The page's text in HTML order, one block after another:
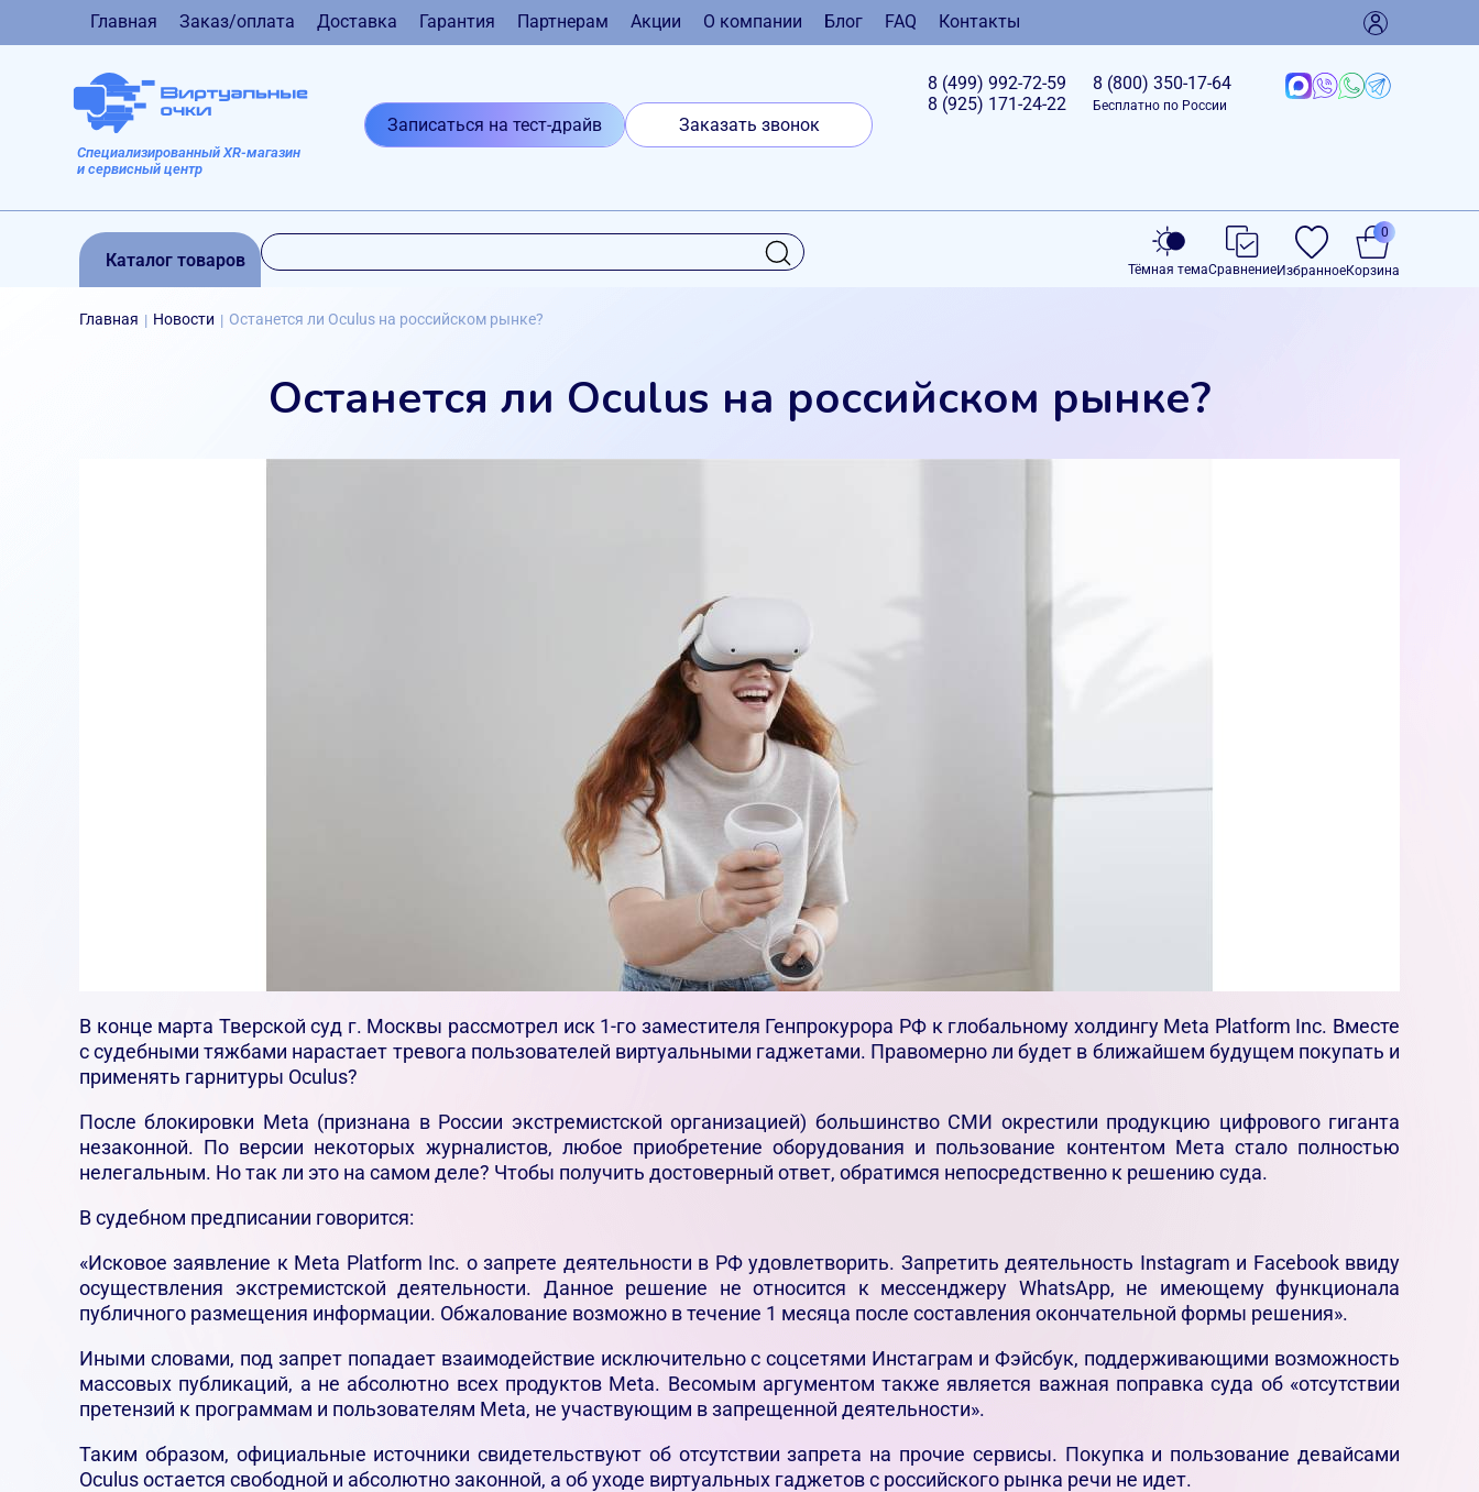
Главная Заказ/оплата Доставка Гарантия Партнерам Акции О компании Блог FAQ Контакты
Специализированный XR-магазин
и сервисный центр
Записаться на тест-драйв Заказать звонок
8 (499) 992-72-59
8 (925) 171-24-22
8 (800) 350-17-64
Бесплатно по России
Каталог товаров Тёмная темаСравнениеИзбранноеКорзина
0
Главная | Новости | Останется ли Oculus на российском рынке?
Останется ли Oculus на российском рынке?
В конце марта Тверской суд г. Москвы рассмотрел иск 1-го заместителя Генпрокурора РФ к глобальному холдингу Meta Platform Inc. Вместе
с судебными тяжбами нарастает тревога пользователей виртуальными гаджетами. Правомерно ли будет в ближайшем будущем покупать и
применять гарнитуры Oculus?
После блокировки Meta (признана в России экстремистской организацией) большинство СМИ окрестили продукцию цифрового гиганта
незаконной. По версии некоторых журналистов, любое приобретение оборудования и пользование контентом Мета стало полностью
нелегальным. Но так ли это на самом деле? Чтобы получить достоверный ответ, обратимся непосредственно к решению суда.
В судебном предписании говорится:
«Исковое заявление к Meta Platform Inc. о запрете деятельности в РФ удовлетворить. Запретить деятельность Instagram и Facebook ввиду
осуществления экстремистской деятельности. Данное решение не относится к мессенджеру WhatsApp, не имеющему функционала
публичного размещения информации. Обжалование возможно в течение 1 месяца после составления окончательной формы решения».
Иными словами, под запрет попадает взаимодействие исключительно с соцсетями Инстаграм и Фэйсбук, поддерживающими возможность
массовых публикаций, а не абсолютно всех продуктов Meta. Весомым аргументом также является важная поправка суда об «отсутствии
претензий к программам и пользователям Meta, не участвующим в запрещенной деятельности».
Таким образом, официальные источники свидетельствуют об отсутствии запрета на прочие сервисы. Покупка и пользование девайсами
Oculus остается свободной и абсолютно законной, а об уходе виртуальных гаджетов с российского рынка речи не идет.